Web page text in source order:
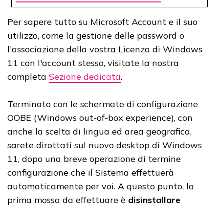
Per sapere tutto su Microsoft Account e il suo
utilizzo, come la gestione delle password o
l'associazione della vostra Licenza di Windows
11 con l'account stesso, visitate la nostra
completa Sezione dedicata.
Terminato con le schermate di configurazione
OOBE (Windows out-of-box experience), con
anche la scelta di lingua ed area geografica,
sarete dirottati sul nuovo desktop di Windows
11, dopo una breve operazione di termine
configurazione che il Sistema effettuerà
automaticamente per voi. A questo punto, la
prima mossa da effettuare è disinstallare